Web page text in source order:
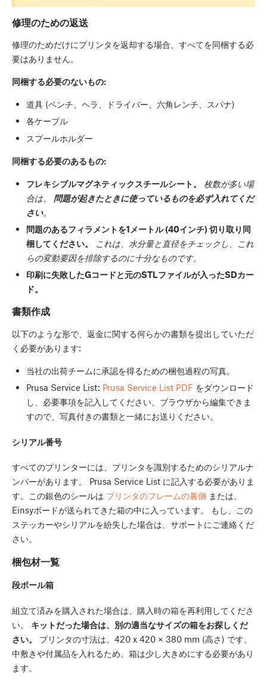
修理のための返送
修理のためだけにプリンタを返却する場合、すべてを同梱する必
要はありません。
同梱する必要のないもの:
道具 (ペンチ、ヘラ、ドライバー、六角レンチ、スパナ)
各ケーブル
スプールホルダー
同梱する必要のあるもの:
フレキシブルマグネティックスチールシート。
枚数が多い場
合は、 問題が起きたときに使っているものを必ず入れてくだ
さい。
問題のあるフィラメントを1メートル (40インチ) 切り取り同
梱してください。
これは、水分量と直径をチェックし、これ
らの変動要因を排除するのに十分なものです。
印刷に失敗したGコードと元のSTLファイルが入ったSDカー
ド。
書類作成
以下のような形で、返金に関する何らかの書類を提出していただ
く必要があります:
当社の出荷チームに承認を得るための梱包過程の写真。
Prusa Service List: Prusa Service List PDF をダウンロード
し、必要事項を記入してください。ブラウザから編集できま
すので、写真付きの書類と一緒にお送りください。
シリアル番号
すべてのプリンターには、プリンタを識別するためのシリアルナ
ンバーがあります。 Prusa Service List に記入する必要がありま
す。この銀色のシールは プリンタのフレームの裏側 または、
Einsyボードが送られてきた箱の中に入っています。 もし、この
ステッカーやシリアルを紛失した場合は、サポートにご連絡くだ
さい。
梱包材一覧
段ボール箱
組立て済みを購入された場合は、購入時の箱を再利用してくださ
い。 キットだった場合は、別の適当なサイズの箱をお探しくだ
さい。
プリンタの寸法は、420 x 420 × 380 mm (高さ) です。
中敷きや付属品を入れるため、箱は少し大きめにする必要があり
ます。